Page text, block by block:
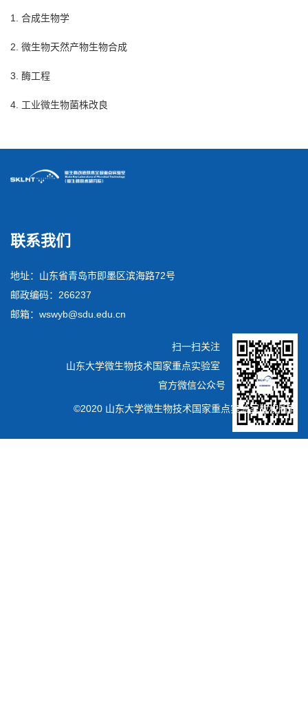
1. 合成生物学
2. 微生物天然产物生物合成
3. 酶工程
4. 工业微生物菌株改良
联系我们
地址：山东省青岛市即墨区滨海路72号
邮政编码：266237
邮箱：wswyb@sdu.edu.cn
扫一扫关注
山东大学微生物技术国家重点实验室
官方微信公众号
©2020 山东大学微生物技术国家重点实验室版权所有